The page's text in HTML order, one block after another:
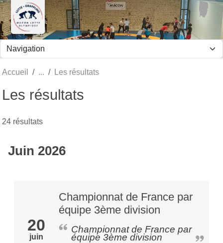
Accueil Les résultats
Les résultats
24 résultats
Juin 2026
20
juin
Championnat de France par
équipe 3ème division
Championnat de France par
équipe 3ème division
Panneau de gestion des cookies